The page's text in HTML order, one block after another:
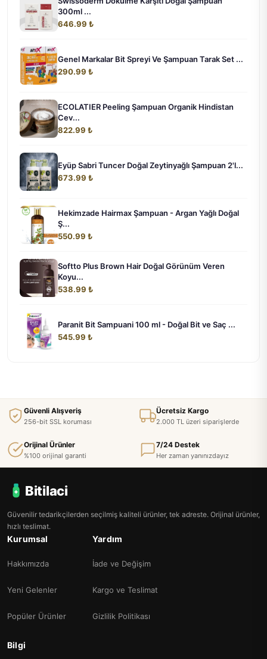
300ml ...
646.99 ₺
Genel Markalar Bit Spreyi Ve Şampuan Tarak Set ...
290.99 ₺
ECOLATIER Peeling Şampuan Organik Hindistan
Cev...
822.99 ₺
Eyüp Sabri Tuncer Doğal Zeytinyağlı Şampuan 2'l...
673.99 ₺
Hekimzade Hairmax Şampuan - Argan Yağlı Doğal
Ş...
550.99 ₺
Softto Plus Brown Hair Doğal Görünüm Veren
Koyu...
538.99 ₺
Paranit Bit Sampuani 100 ml - Doğal Bit ve Saç ...
545.99 ₺
Güvenli Alışveriş
256-bit SSL koruması
Ücretsiz Kargo
2.000 TL üzeri siparişlerde
Orijinal Ürünler
%100 orijinal garanti
7/24 Destek
Her zaman yanınızdayız
Bitilaci
Güvenilir tedarikçilerden seçilmiş kaliteli ürünler, tek adreste. Orijinal ürünler,
hızlı teslimat.
Kurumsal
Hakkımızda
Yeni Gelenler
Popüler Ürünler
Yardım
İade ve Değişim
Kargo ve Teslimat
Gizlilik Politikası
Bilgi